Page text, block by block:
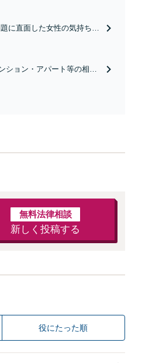
に直面した女性の気持ちに
面談可】
ション・アパート等の相続
無料法律相談
新しく投稿する
役にたった順